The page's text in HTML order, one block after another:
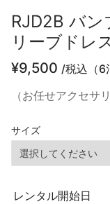
RJD2B バ
リーブドレ
¥9,500 /税込（6
（お任せアクセサ
サイズ
レンタル開始日